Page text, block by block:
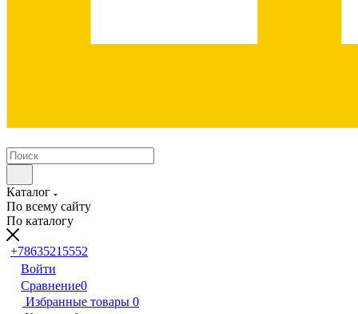
Каталог
По всему сайту
По каталогу
+78635215552
Войти
Сравнение0
Избранные товары 0